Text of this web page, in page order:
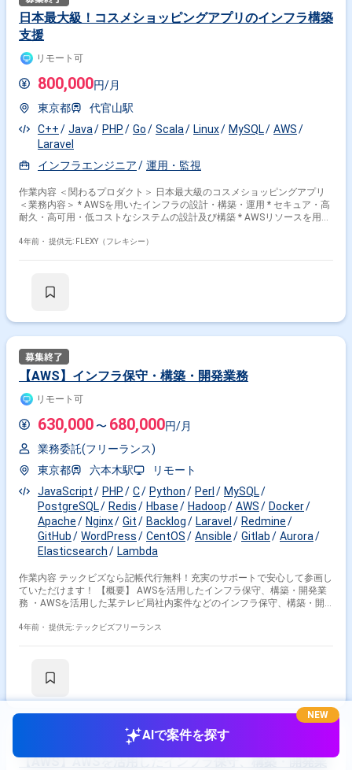
日本最大級！コスメショッピングアプリのインフラ構築
支援
リモート可
800,000円/月
東京都
代官山駅
C++
Java PHP Go Scala Linux MySQL
AWS
Laravel
インフラエンジニア
運用・監視
作業内容 ＜関わるプロダクト＞ 日本最大級のコスメショッピングアプリ
＜業務内容＞ * AWSを用いたインフラの設計・構築・運用 * セキュア・高
耐久・高可用・低コストなシステムの設計及び構築 * AWSリソースを用い
ーニング * その他サービスの運用にあたり発生した様々な課題への取り組
クラウド環境のIaC化途上なので更に進めたい ＜開発組織体制＞ フルスタ
Spring boot * DB：MySQL, MongoDB, Aurora, DynamoDB, DocumentoDB
* 検索エンジン：Elasticsearch * インフラ(AWS)：Athena, CloudFront,
CloudWatch, ElastiCache, EC2, EMR, Elastic Transcoder, Glue, Kinesis,
Lambda, Batch, ECR, ECS, Fargate, EBS, RDS, SNS, S3, Kinesis, Pinpoint,
Step Functions, SageMaker, Route53, Amplify, Appsync, Cognito * インフ
ラ(Firebase)：RemoteConfig, Crashlytics, A/B Testing * 構成管理：
Ansible, Docker * ツール：Github, Redash, Asana, Slack, Confluence,
esa.io
4年前・ 提供元: FLEXY（フレキシー）
【AWS】インフラ保守・構築・開発業務
リモート可
630,000 〜 680,000円/月
業務委託(フリーランス)
東京都
六本木駅
リモート
JavaScript
PHP C Python Perl
MySQL
PostgreSQL
Redis Hbase Hadoop AWS
Docker
Apache
Nginx Git Backlog Laravel
Redmine
GitHub
WordPress CentOS Ansible Gitlab
Aurora
Elasticsearch
Lambda
作業内容 テックビズなら記帳代行無料！充実のサポートで安心して参画し
ていただけます！ 【概要】 AWSを活用したインフラ保守、構築・開発業
務 ・AWSを活用した某テレビ局社内案件などのインフラ保守、構築・開
度:低) ・インフラ関連業務、及びその他付随業務 ※アサイン後はクラウド
EC2(AmazonLinux),EBS,AutoScalingGroup,ELB各種,ECS,ECR,S3,
Lambda,Athena,Kinesis,CloudFront,ACM,SNS,SQS,
CloudTrail,CodeCommit,CodeBuild,CodeDeploy,Route53,
DirectConnect,VPC,CloudWatch,AWSWAF,GuradDuty OSS関連
Apache,Nginx,Redis,MySQL,PostgreSQL,Memcached,Postfix,
4年前・ 提供元: テックビズフリーランス
【AWS】AWSを活用したインフラ保守、構築・開発業
AIで案件を探す
NEW